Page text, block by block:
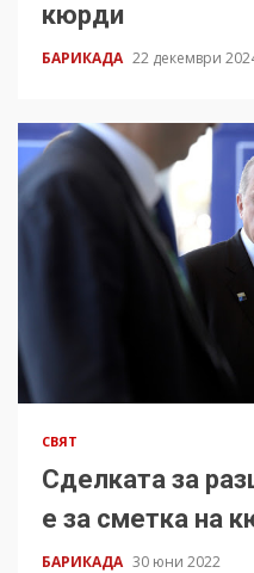
кюрди
БАРИКАДА 22 декември
СВЯТ
Сделката за
е за сметка на
БАРИКАДА 30 юни 2022